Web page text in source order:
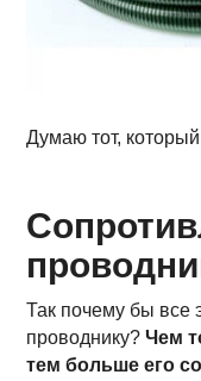
Думаю тот,
Так почему бы все
проводнику?Чем
тем больше его